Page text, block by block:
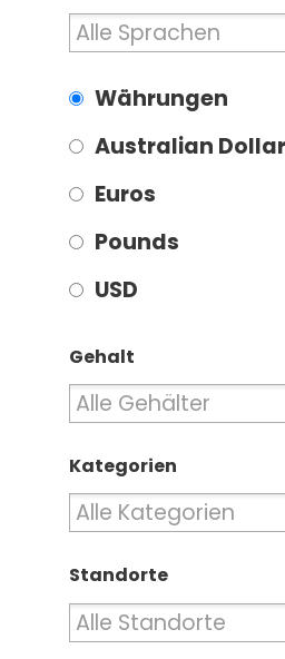
Währungen
Australian
Euros
Pounds
USD
Gehalt
Kategorien
Standorte